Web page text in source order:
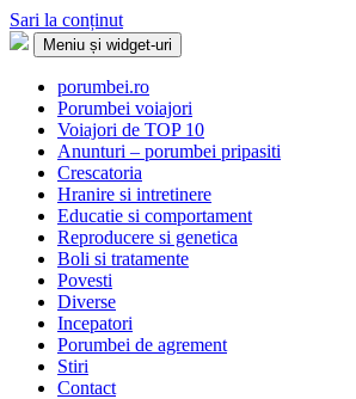
Sari la conținut
Porumbei.ro
Enciclopedia porumbelului
Meniu și widget-uri
porumbei.ro
Porumbei voiajori
Voiajori de TOP 10
Anunturi – porumbei pripasiti
Crescatoria
Hranire si intretinere
Educatie si comportament
Reproducere si genetica
Boli si tratamente
Povesti
Diverse
Incepatori
Porumbei de agrement
Stiri
Contact